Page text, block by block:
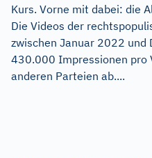
Kurs. Vorne mit dabei: die
Die Videos der
zwischen Januar 2022
430.000 Impressionen pro
anderen Parteien ab....